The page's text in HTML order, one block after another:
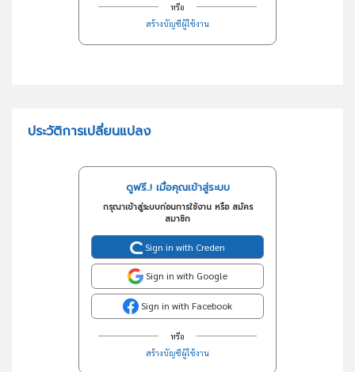
หรือ
สร้างบัญชีผู้ใช้งาน
ประวัติการเปลี่ยนแปลง
ดูฟรี..! เมื่อคุณเข้าสู่ระบบ
กรุณาเข้าสู่ระบบก่อนการใช้งาน หรือ สมัคร
สมาชิก
Sign in with Creden
Sign in with Google
Sign in with Facebook
หรือ
สร้างบัญชีผู้ใช้งาน